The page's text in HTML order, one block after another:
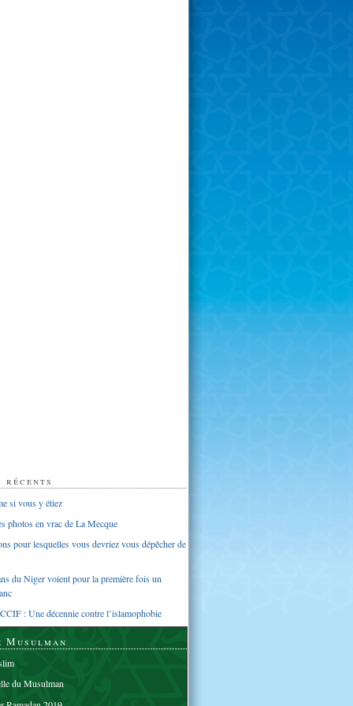
si vous y étiez
photos en vrac de La Mecque
pour lesquelles vous devriez vous dépêcher de
du Niger voient pour la première fois un
: Une décennie contre l’islamophobie
Musulman
du Musulman